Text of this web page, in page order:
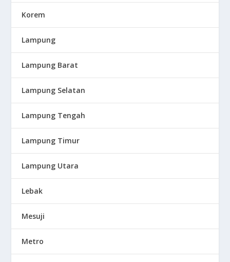
Korem
Lampung
Lampung Barat
Lampung Selatan
Lampung Tengah
Lampung Timur
Lampung Utara
Lebak
Mesuji
Metro